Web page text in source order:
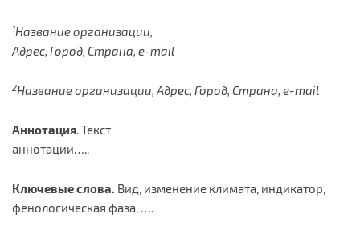
1Названиеорганизации,
Адрес, Город, Страна, e-mail
2Название организации, Адрес, Город, Страна, e-mail
Аннотация. Текст
аннотации…..
Ключевые слова. Вид, изменение климата, индикатор,
фенологическая фаза, ….